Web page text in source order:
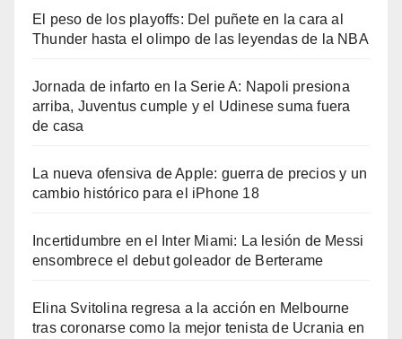
El peso de los playoffs: Del puñete en la cara al
Thunder hasta el olimpo de las leyendas de la NBA
Jornada de infarto en la Serie A: Napoli presiona
arriba, Juventus cumple y el Udinese suma fuera
de casa
La nueva ofensiva de Apple: guerra de precios y un
cambio histórico para el iPhone 18
Incertidumbre en el Inter Miami: La lesión de Messi
ensombrece el debut goleador de Berterame
Elina Svitolina regresa a la acción en Melbourne
tras coronarse como la mejor tenista de Ucrania en